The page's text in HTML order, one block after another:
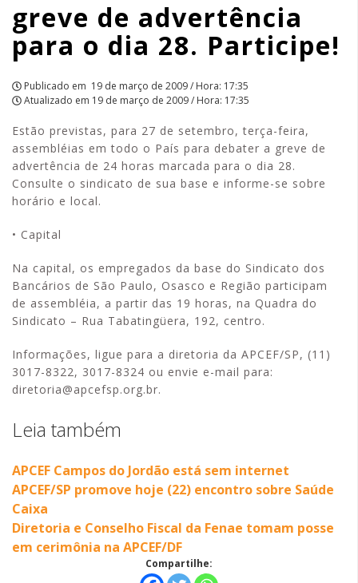
28.
Participe!
|
APCEF/SP
greve de advertência
para o dia 28. Participe!
Publicado em 19 de março de 2009 / Hora: 17:35
Atualizado em 19 de março de 2009 / Hora: 17:35
Estão previstas, para 27 de setembro, terça-feira,
assembléias em todo o País para debater a greve de
advertência de 24 horas marcada para o dia 28.
Consulte o sindicato de sua base e informe-se sobre
horário e local.
• Capital
Na capital, os empregados da base do Sindicato dos
Bancários de São Paulo, Osasco e Região participam
de assembléia, a partir das 19 horas, na Quadra do
Sindicato – Rua Tabatingüera, 192, centro.
Informações, ligue para a diretoria da APCEF/SP, (11)
3017-8322, 3017-8324 ou envie e-mail para:
diretoria@apcefsp.org.br.
Leia também
APCEF Campos do Jordão está sem internet
APCEF/SP promove hoje (22) encontro sobre Saúde
Caixa
Diretoria e Conselho Fiscal da Fenae tomam posse
em cerimônia na APCEF/DF
Compartilhe: